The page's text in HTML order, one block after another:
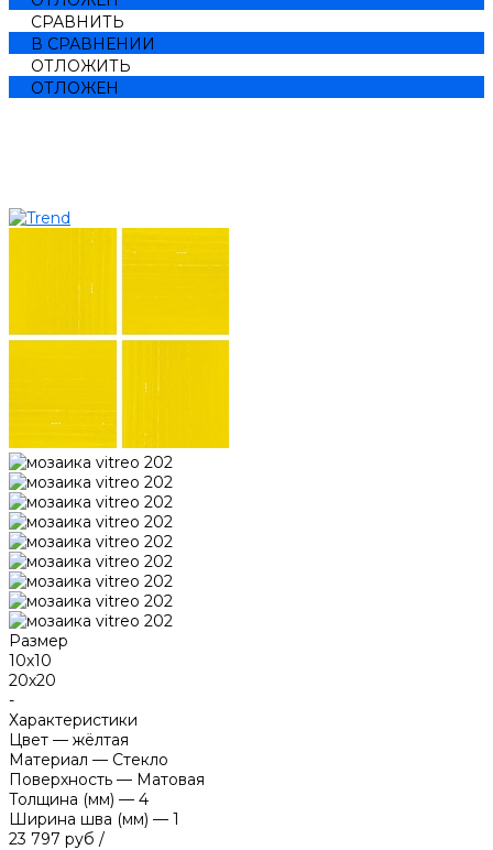
СРАВНИТЬ
В СРАВНЕНИИ
ОТЛОЖИТЬ
ОТЛОЖЕН
Размер
10х10
20х20
-
Характеристики
Цвет — жёлтая
Материал — Стекло
Поверхность — Матовая
Толщина (мм) — 4
Ширина шва (мм) — 1
23 797 руб /